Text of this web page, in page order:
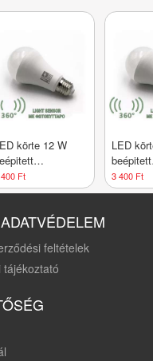
körte 12 W
fehér/4000 K
Ft
LED
beépitett
meleg
3 400 Ft
feltételek
tájékoztató